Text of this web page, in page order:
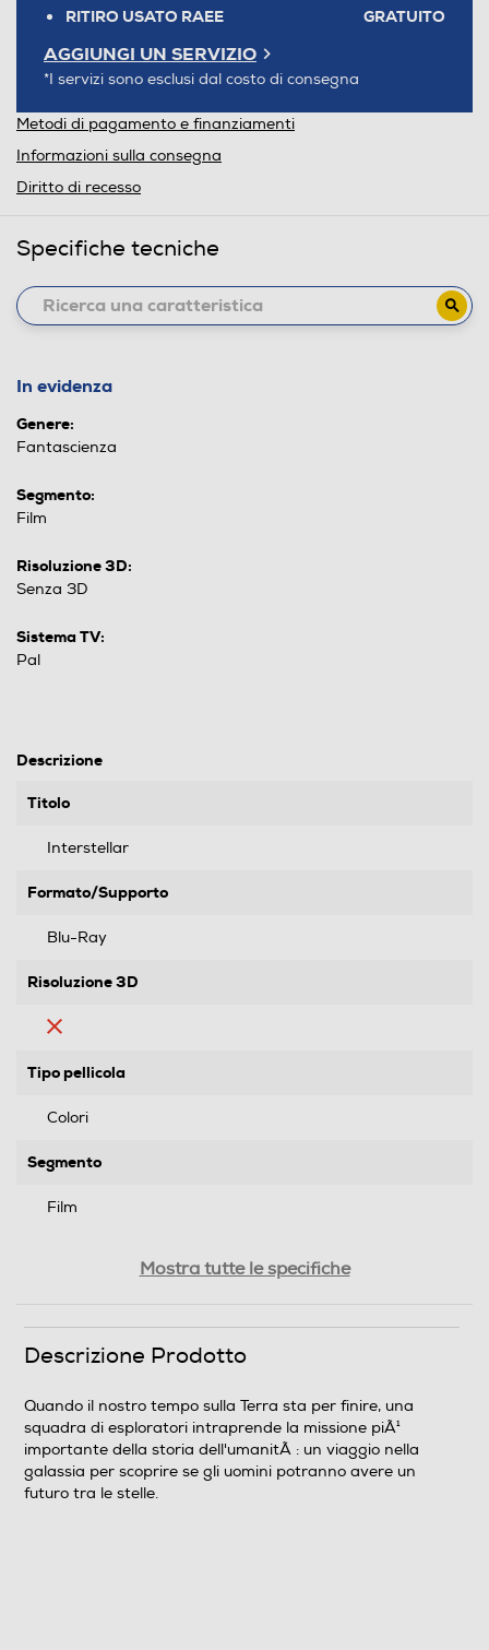
RITIRO USATO RAEE GRATUITO
AGGIUNGI UN SERVIZIO
*I servizi sono esclusi dal costo di consegna
Metodi di pagamento e finanziamenti
Informazioni sulla consegna
Diritto di recesso
Specifiche tecniche
In evidenza
Genere:
Fantascienza
Segmento:
Film
Risoluzione 3D:
Senza 3D
Sistema TV:
Pal
Descrizione
Titolo
Interstellar
Formato/Supporto
Blu-Ray
Risoluzione 3D
Tipo pellicola
Colori
Segmento
Film
Area Geografica del articolo
Area 2 (Europa/Giappone)
Mostra tutte le specifiche
Descrizione Prodotto
Quando il nostro tempo sulla Terra sta per finire, una
squadra di esploratori intraprende la missione piÃ¹
importante della storia dell'umanitÃ : un viaggio nella
galassia per scoprire se gli uomini potranno avere un
futuro tra le stelle.